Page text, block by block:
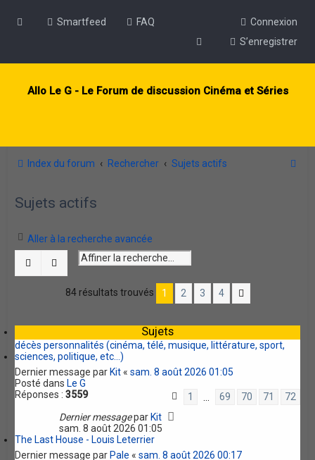
Smartfeed FAQ
Connexion
S’enregistrer
Allo Le G - Le Forum de discussion Cinéma et Séries
Index du forum Rechercher Sujets actifs
r
Sujets actifs
Aller à la recherche avancée
RechercherRecherche avancée
84 résultats trouvés 1 2 3 4
Sujets
décès personnalités (cinéma, télé, musique, littérature, sport,
sciences, politique, etc...)
Dernier message par Kit«sam. 8 août 2026 01:05
Posté dans Le G
Réponses :3559 1 69 70 71
72
Dernier messagepar Kit
sam. 8 août 2026 01:05
The Last House - Louis Leterrier
Dernier message par Pale «sam. 8 août 2026 00:17